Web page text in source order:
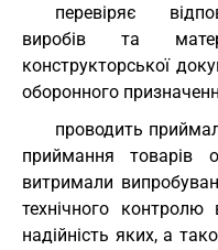
перевіряє
виробів та
конструкторської
оборонного
проводить
приймання товарів
витримали
технічного контролю
надійність яких, а